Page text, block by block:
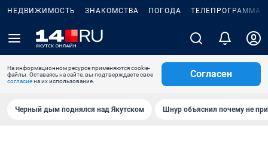
НЕДВИЖИМОСТЬ ЗНАКОМСТВА ПОГОДА ТЕЛЕПРОГРАММА
На информационном ресурсе применяются cookie-
файлы. Оставаясь на сайте, вы подтверждаете свое
согласиена их использование.
Согласен
Черный дым поднялся над Якутском Шнур объяснил почему не